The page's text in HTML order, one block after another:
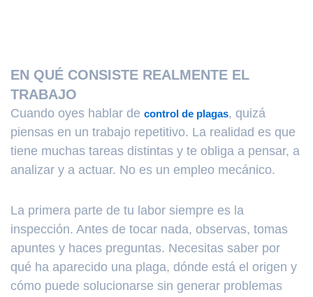
EN QUÉ CONSISTE REALMENTE EL
TRABAJO
Cuando oyes hablar de control de plagas, quizá
piensas en un trabajo repetitivo. La realidad es que
tiene muchas tareas distintas y te obliga a pensar, a
analizar y a actuar. No es un empleo mecánico.
La primera parte de tu labor siempre es la
inspección. Antes de tocar nada, observas, tomas
apuntes y haces preguntas. Necesitas saber por
qué ha aparecido una plaga, dónde está el origen y
cómo puede solucionarse sin generar problemas